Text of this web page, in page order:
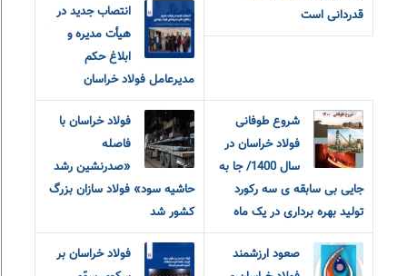
قدردانی است
انتصاب جدید در
هیأت مدیره و
ابلاغ حکم
مدیرعامل فولاد خراسان
شروع طوفانی
فولاد خراسان در
سال 1400/ جا به
جایی بی سابقه ی سه رکورد
تولید بهره برداری در یک ماه
فولاد خراسان با
فاصله
«صدرنشین رشد
حاشیه سود» فولاد سازان بزرگ
کشور شد
صعود ارزشمند
فولاد خراسان بر